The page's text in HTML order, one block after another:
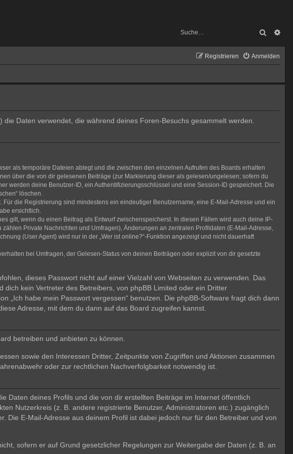
Suche
Anmelden
Registrieren
Daten verwendet, die während deines Foren-Besuchs gesammelt werden.
als temporäre Dateien ablegt und die zwischen den einzelnen Aufrufen des Boards erhalten
über die von dir gelesenen Beiträge (zur Markierung dieser als gelesen/ungelesen; sofern du
werden deine Benutzer-ID, ein Authentifizierungsschlüssel und eine Session-ID gespeichert. Die
löschen.
die Registrierung sind mindestens ein eindeutiger Benutzername, eine E-Mail-Adresse und ein
ersichtlich.
gilt, wenn du einen Beitrag als Entwurf zwischenspeicherst. In diesen Fällen wird auch deine IP-
Private Nachrichten und Umfragen), Änderungen an zentralen Profildaten (E-Mail-Adresse,
(User Agent) wird nur in der „Wer ist online?“-Funktion angezeigt und nicht dauerhaft
bei Umfragen, der Gelesen-Status von deinen Beiträgen oder explizit von dir gesetzte
dieses Passwort nicht auf einer Vielzahl von Webseiten zu verwenden. Das
kein Vertreter des Betreibers, von phpBB Limited oder ein Dritter
„Ich habe mein Passwort vergessen“ benutzen. Die phpBB-Software fragt dich dann
Adresse, mit dem du dann auf das Board zugreifen kannst.
betreiben und anbieten zu können.
sowie den Interessen Dritter, Zeitpunkte von Zugriffen und Aktionen zusammen
oder zur rechtlichen Nachverfolgbarkeit notwendig ist.
Daten deines Profils und die von dir erstellten Beiträge im Internet öffentlich
Nutzerkreis (z. B. andere registrierte Benutzer, Administratoren etc.) zugänglich
E-Mail-Adresse aus deinem Profil ist dabei jedoch nur für den Betreiber und von
sofern er auf Grund gesetzlicher Regelungen zur Weitergabe der Daten (z. B. an